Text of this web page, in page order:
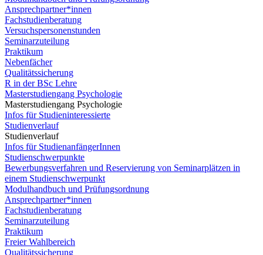
Ansprechpartner*innen
Fachstudienberatung
Versuchspersonenstunden
Seminarzuteilung
Praktikum
Nebenfächer
Qualitätssicherung
R in der BSc Lehre
Masterstudiengang Psychologie
Masterstudiengang Psychologie
Infos für Studieninteressierte
Studienverlauf
Studienverlauf
Infos für StudienanfängerInnen
Studienschwerpunkte
Bewerbungsverfahren und Reservierung von Seminarplätzen in
einem Studienschwerpunkt
Modulhandbuch und Prüfungsordnung
Ansprechpartner*innen
Fachstudienberatung
Seminarzuteilung
Praktikum
Freier Wahlbereich
Qualitätssicherung